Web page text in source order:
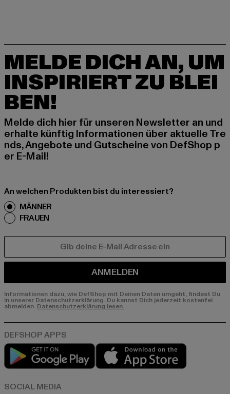
MELDE DICH AN, UM
INSPIRIERT ZU BLEI
BEN!
Melde dich hier für unseren Newsletter an und
erhalte künftig Informationen über aktuelle Tre
nds, Angebote und Gutscheine von DefShop p
er E-Mail!
An welchen Produkten bist du interessiert?
MÄNNER
FRAUEN
ANMELDEN
Informationen dazu, wie DefShop mit Deinen Daten umgeht, findest Du
in unserer Datenschutzerklärung. Du kannst Dich jederzeit kostenfei
abmelden. Datenschutzerklärung lesen.
Play market